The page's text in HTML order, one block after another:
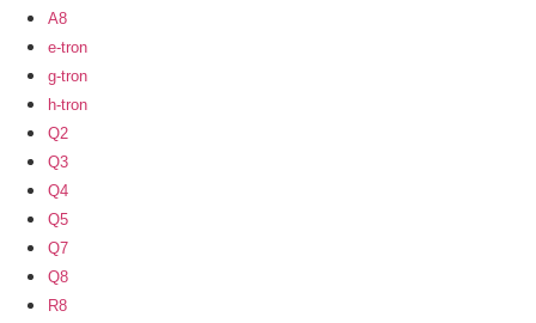
A8
e-tron
g-tron
h-tron
Q2
Q3
Q4
Q5
Q7
Q8
R8